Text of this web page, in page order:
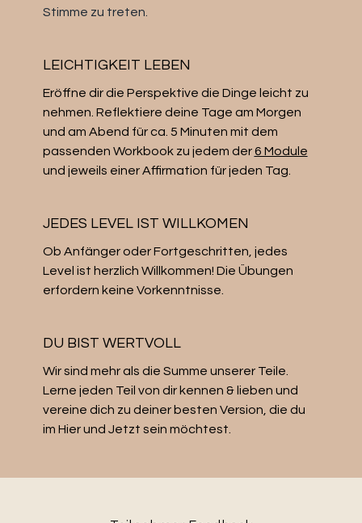
Stimme zu treten.
LEICHTIGKEIT LEBEN
Eröffne dir die Perspektive die Dinge leicht zu
nehmen. Reflektiere deine Tage am Morgen
und am Abend für ca. 5 Minuten mit dem
passenden Workbook zu jedem der6 Module
und jeweils einer Affirmation für jeden Tag.
JEDES LEVEL IST WILLKOMEN
Ob ​​Anfänger oder Fortgeschritten, jedes
Level ist herzlich Willkommen! Die Übungen
erfordern keine Vorkenntnisse.
DU BIST WERTVOLL
Wir sind mehr als die Summe unserer Teile.
Lerne jeden Teil von dir kennen & lieben und
vereine dich zu deiner besten Version, die du
im Hier und Jetzt sein möchtest.